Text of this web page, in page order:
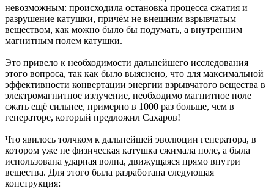
невозможным: происходила остановка процесса сжатия и
разрушение катушки, причём не внешним взрывчатым
веществом, как можно было бы подумать, а внутренним
магнитным полем катушки.
Это привело к необходимости дальнейшего исследования
этого вопроса, так как было выяснено, что для максимальной
эффективности конвертации энергии взрывчатого вещества в
электромагнитное излучение, необходимо магнитное поле
сжать ещё сильнее, примерно в 1000 раз больше, чем в
генераторе, который предложил Сахаров!
Что явилось толчком к дальнейшей эволюции генератора, в
котором уже не физическая катушка сжимала поле, а была
использована ударная волна, движущаяся прямо внутри
вещества. Для этого была разработана следующая
конструкция: